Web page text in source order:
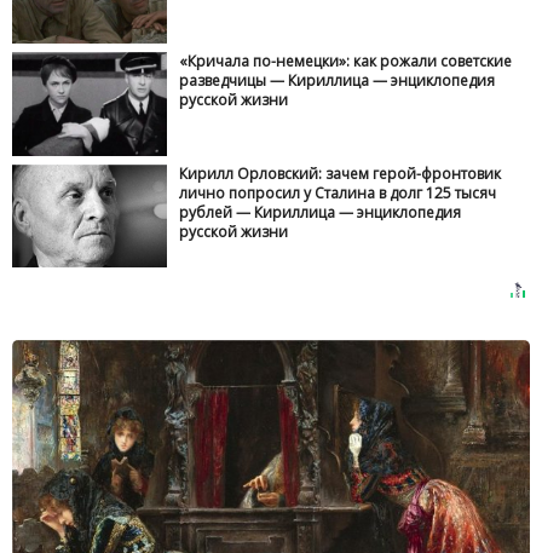
«Кричала по-немецки»: как рожали советские
разведчицы — Кириллица — энциклопедия
русской жизни
Кирилл Орловский: зачем герой-фронтовик
лично попросил у Сталина в долг 125 тысяч
рублей — Кириллица — энциклопедия
русской жизни